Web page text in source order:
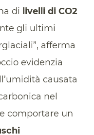
di livelli di CO2
gli ultimi
afferma
evidenzia
causata
nel
comportare un